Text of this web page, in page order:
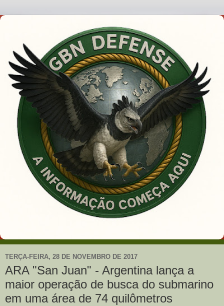
TERÇA-FEIRA, 28 DE NOVEMBRO DE 2017
ARA "San Juan" - Argentina lança a
maior operação de busca do submarino
em uma área de 74 quilômetros